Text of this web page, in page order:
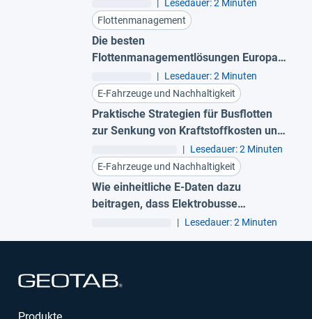
| Lesedauer: 2 Minuten
Flottenmanagement
Die besten
Flottenmanagementlösungen Europas
| Lesedauer: 2 Minuten
E-Fahrzeuge und Nachhaltigkeit
Praktische Strategien für Busflotten
zur Senkung von Kraftstoffkosten und
| Lesedauer: 2 Minuten
E-Fahrzeuge und Nachhaltigkeit
Wie einheitliche E-Daten dazu
beitragen, dass Elektrobusse
funktionsfähig bleiben
| Lesedauer: 2 Minuten